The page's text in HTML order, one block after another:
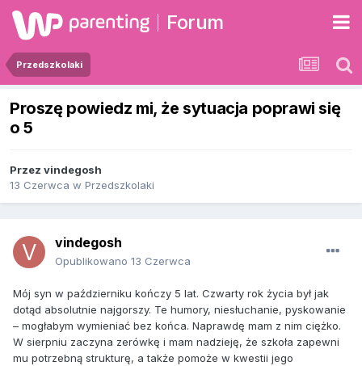
Forum
Przedszkolaki
Proszę powiedz mi, że sytuacja poprawi się
o 5
Przez vindegosh
13 Czerwca w Przedszkolaki
vindegosh
Opublikowano 13 Czerwca
Mój syn w październiku kończy 5 lat. Czwarty rok życia był jak
dotąd absolutnie najgorszy. Te humory, niesłuchanie, pyskowanie
– mogłabym wymieniać bez końca. Naprawdę mam z nim ciężko.
W sierpniu zaczyna zerówkę i mam nadzieję, że szkoła zapewni
mu potrzebną strukturę, a także pomoże w kwestii jego